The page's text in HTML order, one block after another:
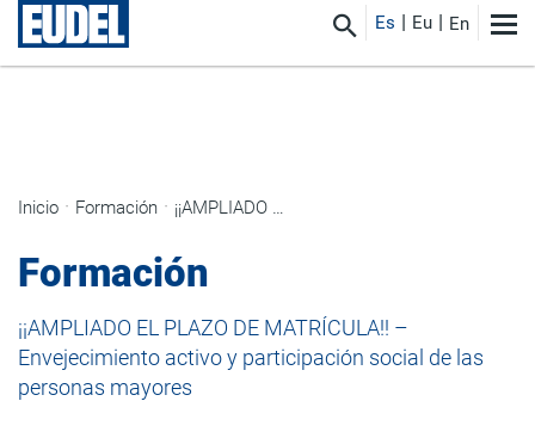
Es Eu En
Inicio Formación ¡¡AMPLIADO EL PLAZO DE MATRÍCULA!! – Envejecimiento activo y participación social de las personas mayores
Formación
¡¡AMPLIADO EL PLAZO DE MATRÍCULA!! –
Envejecimiento activo y participación social de las
personas mayores